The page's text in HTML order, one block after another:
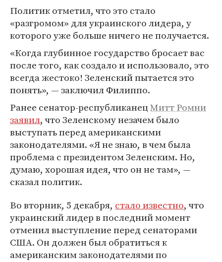
Политик отметил, что это стало
«разгромом» для украинского лидера, у
которого уже больше ничего не получается.
«Когда глубинное государство бросает вас
после того, как создало и использовало, это
всегда жестоко! Зеленский пытается это
понять», — заключил Филиппо.
Ранее сенатор-республиканецМитт Ромни
заявил, что Зеленскому незачем было
выступать перед американскими
законодателями. «Я не знаю, в чем была
проблема с президентом Зеленским. Но,
думаю, хорошая идея, что он не там», —
сказал политик.
Во вторник, 5 декабря, стало известно, что
украинский лидер в последний момент
отменил выступление перед сенаторами
США. Он должен был обратиться к
американским законодателями по